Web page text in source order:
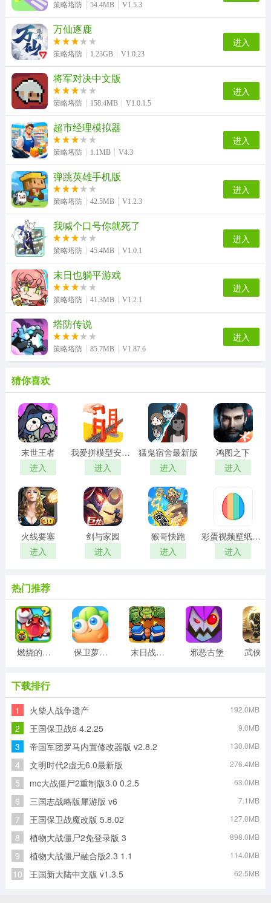
策略塔防 54.4MB V1.5.3
万仙逐鹿
策略塔防 1.23GB V1.0.23
进入
将军对决中文版
策略塔防 158.4MB V1.0.1.5
进入
超市经理模拟器
策略塔防 1.1MB V4.3
进入
弹跳英雄手机版
策略塔防 42.5MB V1.2.3
进入
我喊个口号你就死了
策略塔防 45.4MB V1.0.1
进入
末日也躺平游戏
策略塔防 41.3MB V1.2.1
进入
塔防传说
策略塔防 85.7MB V1.87.6
进入
猜你喜欢
末世王者
进入
我爱拼模型安卓版
进入
猛鬼宿舍最新版
进入
鸿图之下
进入
火线要塞
进入
剑与家园
进入
猴哥快跑
进入
彩蛋视频壁纸手机版
进入
热门推荐
燃烧的蔬菜2正版 保卫萝卜3最新版 末日战线最新版 邪恶古堡
下载排行
1 火柴人战争遗产 192.0MB
2 王国保卫战6 4.2.25 9.0MB
3 帝国军团罗马内置修改器版 v2.8.2 130.0MB
4 文明时代2虚无6.0最新版 276.4MB
5 mc大战僵尸2重制版3.0 0.2.5 63.0MB
6 三国志战略版犀游版 v6 7.1MB
7 王国保卫战魔改版 5.8.02 127.0MB
8 植物大战僵尸2免登录版 3 898.0MB
9 植物大战僵尸融合版2.3 1.1 114.0MB
10 王国新大陆中文版 v1.3.5 62.5MB